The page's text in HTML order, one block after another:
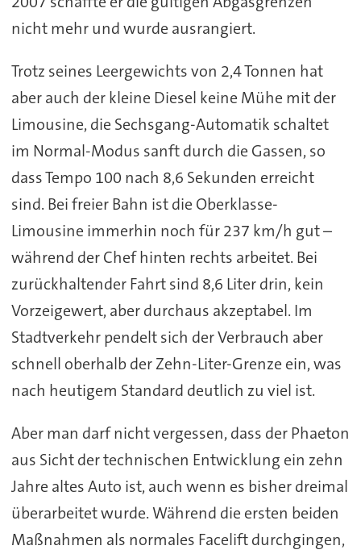
nicht mehr und wurde ausrangiert.
Trotz seines Leergewichts von 2,4 Tonnen hat
aber auch der kleine Diesel keine Mühe mit der
Limousine, die Sechsgang-Automatik schaltet
im Normal-Modus sanft durch die Gassen, so
dass Tempo 100 nach 8,6 Sekunden erreicht
sind. Bei freier Bahn ist die Oberklasse-
Limousine immerhin noch für 237 km/h gut –
während der Chef hinten rechts arbeitet. Bei
zurückhaltender Fahrt sind 8,6 Liter drin, kein
Vorzeigewert, aber durchaus akzeptabel. Im
Stadtverkehr pendelt sich der Verbrauch aber
schnell oberhalb der Zehn-Liter-Grenze ein, was
nach heutigem Standard deutlich zu viel ist.
Aber man darf nicht vergessen, dass der Phaeton
aus Sicht der technischen Entwicklung ein zehn
Jahre altes Auto ist, auch wenn es bisher dreimal
überarbeitet wurde. Während die ersten beiden
Maßnahmen als normales Facelift durchgingen,